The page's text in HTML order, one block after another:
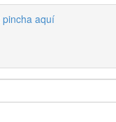
pincha aquí